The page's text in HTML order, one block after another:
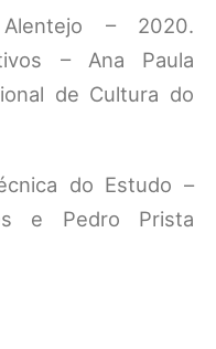
– 2020.
– Ana Paula
de Cultura do
do Estudo –
e Pedro Prista